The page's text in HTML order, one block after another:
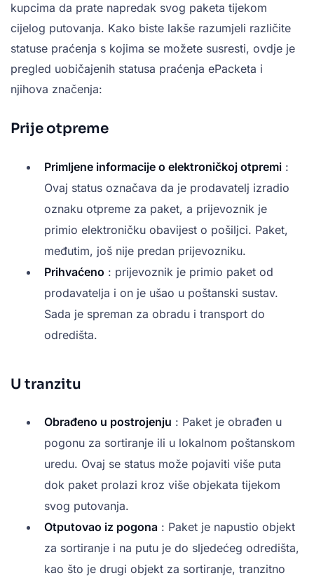
kupcima da prate napredak svog paketa tijekom
cijelog putovanja. Kako biste lakše razumjeli različite
statuse praćenja s kojima se možete susresti, ovdje je
pregled uobičajenih statusa praćenja ePacketa i
njihova značenja:
Prije otpreme
Primljene informacije o elektroničkoj otpremi :
Ovaj status označava da je prodavatelj izradio
oznaku otpreme za paket, a prijevoznik je
primio elektroničku obavijest o pošiljci. Paket,
međutim, još nije predan prijevozniku.
Prihvaćeno : prijevoznik je primio paket od
prodavatelja i on je ušao u poštanski sustav.
Sada je spreman za obradu i transport do
odredišta.
U tranzitu
Obrađeno u postrojenju : Paket je obrađen u
pogonu za sortiranje ili u lokalnom poštanskom
uredu. Ovaj se status može pojaviti više puta
dok paket prolazi kroz više objekata tijekom
svog putovanja.
Otputovao iz pogona : Paket je napustio objekt
za sortiranje i na putu je do sljedećeg odredišta,
kao što je drugi objekt za sortiranje, tranzitno